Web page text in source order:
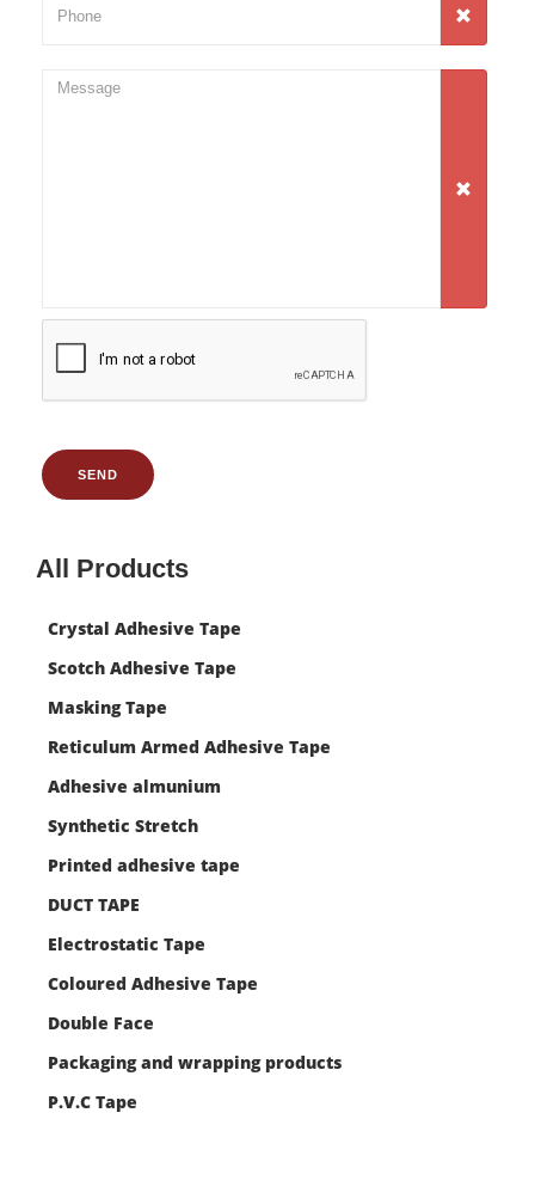
SEND
All Products
Crystal Adhesive Tape
Scotch Adhesive Tape
Masking Tape
Reticulum Armed Adhesive Tape
Adhesive almunium
Synthetic Stretch
Printed adhesive tape
DUCT TAPE
Electrostatic Tape
Coloured Adhesive Tape
Double Face
Packaging and wrapping products
P.V.C Tape